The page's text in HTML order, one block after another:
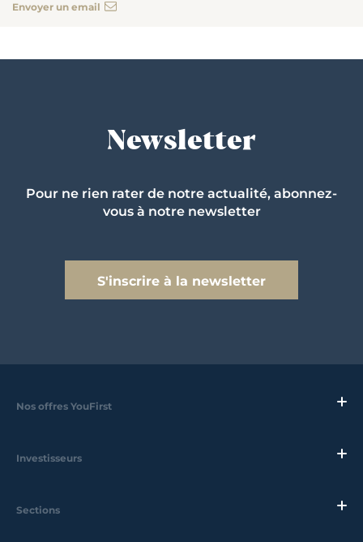
Envoyer un email
Newsletter
Pour ne rien rater de notre actualité, abonnez-
vous à notre newsletter
S'inscrire à la newsletter
Nos offres YouFirst
Investisseurs
Sections